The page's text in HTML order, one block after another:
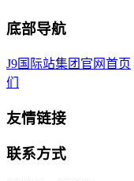
底部导航
J9国际站集团官网首页
们
友情链接
联系方式